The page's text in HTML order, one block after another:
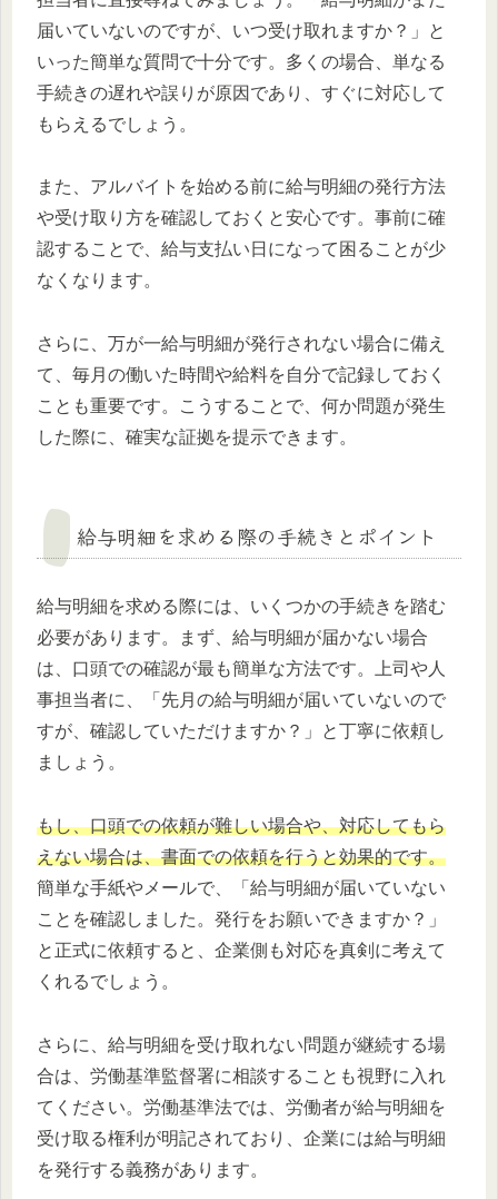
届いていないのですが、いつ受け取れますか？」と
いった簡単な質問で十分です。多くの場合、単なる
手続きの遅れや誤りが原因であり、すぐに対応して
もらえるでしょう。
また、アルバイトを始める前に給与明細の発行方法
や受け取り方を確認しておくと安心です。事前に確
認することで、給与支払い日になって困ることが少
なくなります。
さらに、万が一給与明細が発行されない場合に備え
て、毎月の働いた時間や給料を自分で記録しておく
ことも重要です。こうすることで、何か問題が発生
した際に、確実な証拠を提示できます。
給与明細を求める際の手続きとポイント
給与明細を求める際には、いくつかの手続きを踏む
必要があります。まず、給与明細が届かない場合
は、口頭での確認が最も簡単な方法です。上司や人
事担当者に、「先月の給与明細が届いていないので
すが、確認していただけますか？」と丁寧に依頼し
ましょう。
もし、口頭での依頼が難しい場合や、対応してもら
えない場合は、書面での依頼を行うと効果的です。
簡単な手紙やメールで、「給与明細が届いていない
ことを確認しました。発行をお願いできますか？」
と正式に依頼すると、企業側も対応を真剣に考えて
くれるでしょう。
さらに、給与明細を受け取れない問題が継続する場
合は、労働基準監督署に相談することも視野に入れ
てください。労働基準法では、労働者が給与明細を
受け取る権利が明記されており、企業には給与明細
を発行する義務があります。